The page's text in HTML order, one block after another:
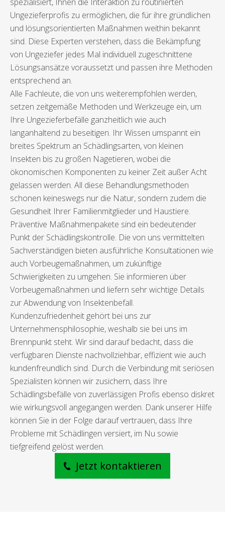
Ungezieferprofis zu ermöglichen, die für ihre gründlichen
und lösungsorientierten Maßnahmen weithin bekannt
sind. Diese Experten verstehen, dass die Bekämpfung
von Ungeziefer jedes Mal individuell zugeschnittene
Lösungsansätze voraussetzt und passen ihre Methoden
entsprechend an.
Alle Fachleute, die von uns weiterempfohlen werden,
setzen zeitgemäße Methoden und Werkzeuge ein, um
Ihre Ungezieferbefälle ganzheitlich wie auch
langanhaltend zu beseitigen. Ihr Wissen umspannt ein
breites Spektrum an Schädlingsarten, von kleinen
Insekten bis zu großen Nagetieren, wobei die
ökonomischen Komponenten zu keiner Zeit außer Acht
gelassen werden. All diese Behandlungsmethoden
schonen keineswegs nur die Natur, sondern zudem die
Gesundheit Ihrer Familienmitglieder und Haustiere.
Präventive Maßnahmenpakete sind ein bedeutender
Punkt der Schädlingskontrolle. Die von uns vermittelten
Sachverständigen bieten ausführliche Konsultationen wie
auch Vorbeugemaßnahmen, um zukünftige
Schwierigkeiten zu umgehen. Sie informieren über
Vorbeugemaßnahmen und liefern sehr wichtige Details
zur Abwendung von Insektenbefall.
Kundenzufriedenheit gehört bei uns zur
Unternehmensphilosophie, weshalb sie bei uns im
Brennpunkt steht. Wir sind darauf bedacht, dass die
verfügbaren Dienste nachvollziehbar, effizient wie auch
kundenfreundlich sind. Durch die Verbindung mit seriösen
Spezialisten können wir zusichern, dass Ihre
Schädlingsbefälle von zuverlässigen Profis ebenso diskret
wie wirkungsvoll angegangen werden. Dank unserer Hilfe
können Sie in der Folge darauf vertrauen, dass Ihre
Probleme mit Schädlingen versiert, im Nu sowie
tiefgreifend gelöst werden.
Jetzt kontaktieren